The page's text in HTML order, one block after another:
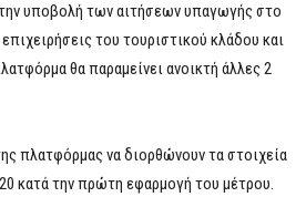
υποβολή των αιτήσεων υπαγωγής στο
του τουριστικού κλάδου και
θα παραμείνει ανοικτή άλλες 2
πλατφόρμας να διορθώνουν τα στοιχεία
κατά την πρώτη εφαρμογή του μέτρου.